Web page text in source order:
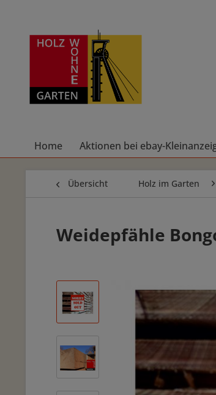
Home Aktionen bei ebay-
Übersicht Holz im Garten
Weidepfähle